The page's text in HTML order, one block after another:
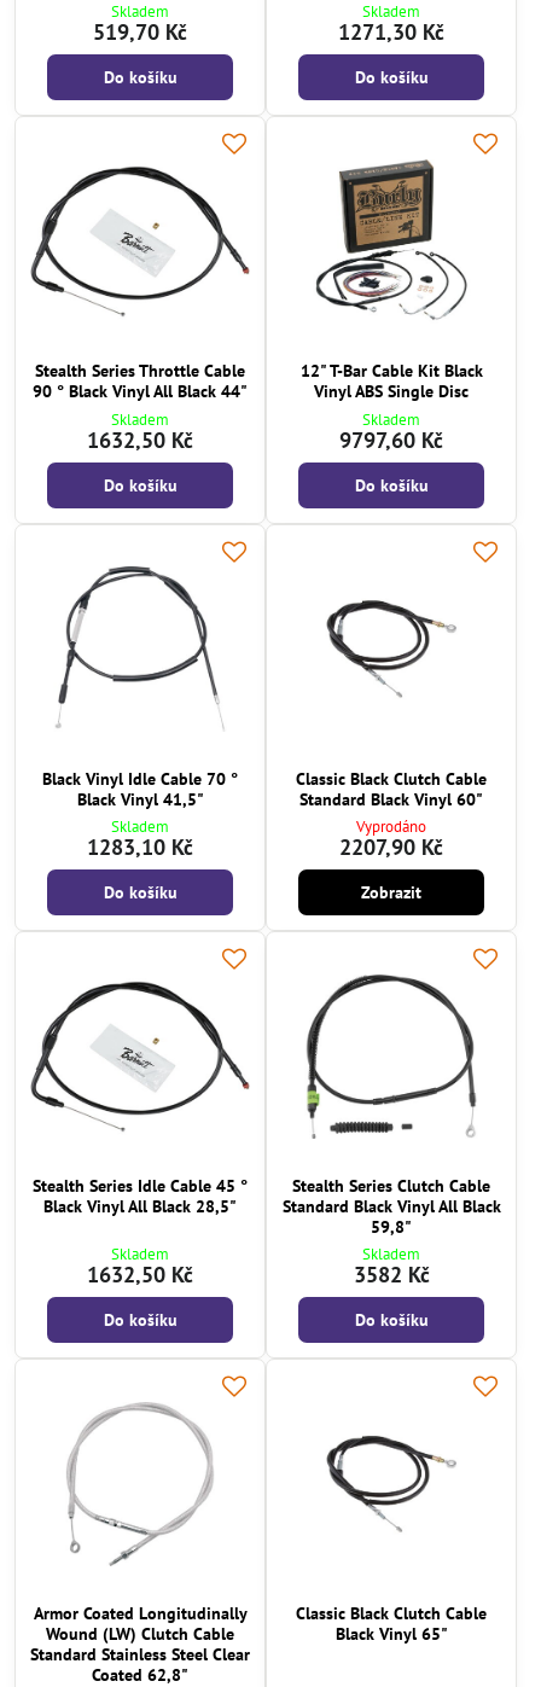
Skladem
519,70 Kč
Do košíku
Skladem
1271,30 Kč
Do košíku
Stealth Series Throttle Cable
90 ° Black Vinyl All Black 44"
Skladem
1632,50 Kč
Do košíku
12" T-Bar Cable Kit Black
Vinyl ABS Single Disc
Skladem
9797,60 Kč
Do košíku
Black Vinyl Idle Cable 70 °
Black Vinyl 41,5"
Skladem
1283,10 Kč
Do košíku
Classic Black Clutch Cable
Standard Black Vinyl 60"
Vyprodáno
2207,90 Kč
Zobrazit
Stealth Series Idle Cable 45 °
Black Vinyl All Black 28,5"
Skladem
1632,50 Kč
Do košíku
Stealth Series Clutch Cable
Standard Black Vinyl All Black
59,8"
Skladem
3582 Kč
Do košíku
Armor Coated Longitudinally
Wound (LW) Clutch Cable
Standard Stainless Steel Clear
Coated 62,8"
Classic Black Clutch Cable
Black Vinyl 65"